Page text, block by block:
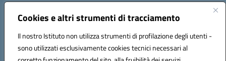
Cookies e altri strumenti di tracciamento
Il nostro Istituto non utilizza strumenti di profilazione degli utenti -
sono utilizzati esclusivamente cookies tecnici necessari al
Indirizzo:
Centralino:0994722507 Email:TAIC873006@istruzione.it
Codice fiscale: 90279480736
Codice meccanografico:
TAIC873006